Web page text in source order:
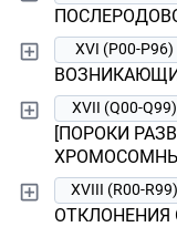
XVI (P00-P96)
XVII (Q00-Q99)
[ПОРОКИ
XVIII (R00-R99)